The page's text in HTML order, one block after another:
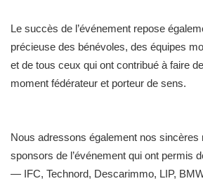
Le succès de l’événement repose
précieuse des bénévoles, des équipes
et de tous ceux qui ont contribué à faire
moment fédérateur et porteur de sens.
Nous adressons également nos
sponsors de l’événement qui ont permis
— IFC, Technord, Descarimmo, LIP,